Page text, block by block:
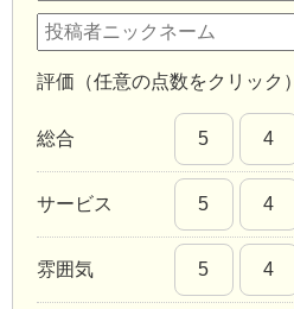
評価（任意の点数をクリック）
総合 5 4
サービス 5 4
雰囲気 5 4